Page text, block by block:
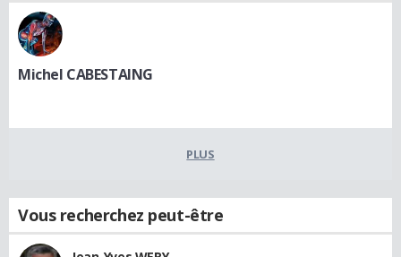
Michel CABESTAING
PLUS
Vous recherchez peut-être